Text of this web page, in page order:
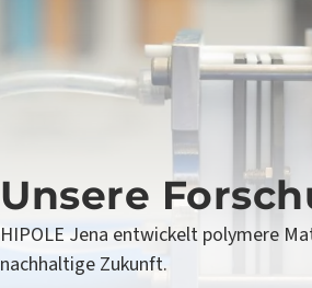
Unsere
HIPOLE Jena entwickelt polymere
nachhaltige Zukunft.